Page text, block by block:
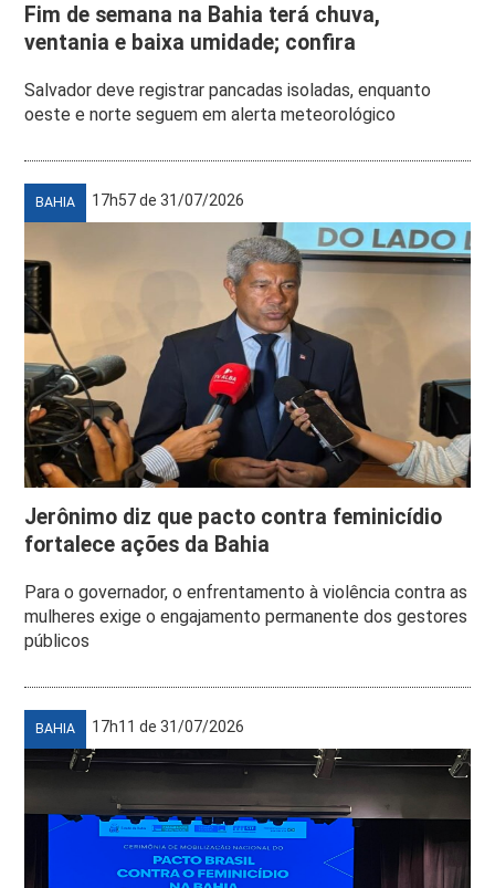
Fim de semana na Bahia terá chuva,
ventania e baixa umidade; confira
Salvador deve registrar pancadas isoladas, enquanto
oeste e norte seguem em alerta meteorológico
BAHIA 17h57 de 31/07/2026
Jerônimo diz que pacto contra feminicídio
fortalece ações da Bahia
Para o governador, o enfrentamento à violência contra as
mulheres exige o engajamento permanente dos gestores
públicos
BAHIA 17h11 de 31/07/2026